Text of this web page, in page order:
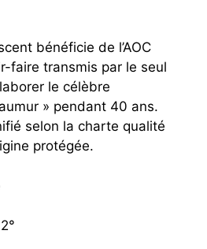
bénéficie de l’AOC
faire transmis par le seul
le célèbre
» pendant 40 ans.
selon la charte qualité
protégée.